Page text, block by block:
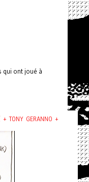
qui ont joué à
TONY GERANNO +